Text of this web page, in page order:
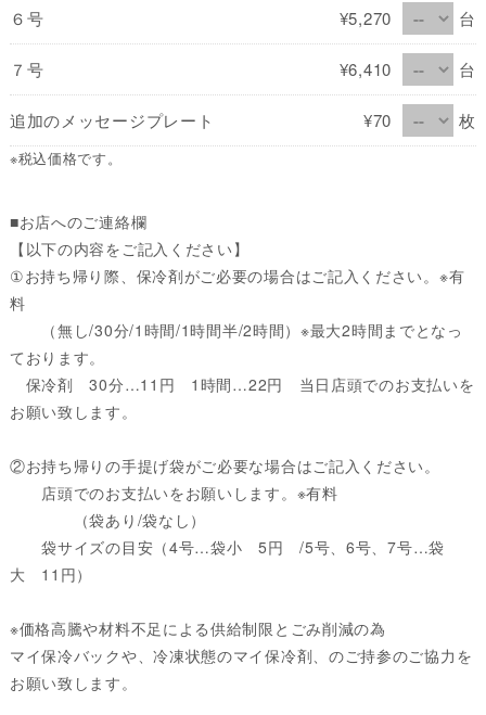
６号 ¥5,270 台
７号 ¥6,410 台
追加のメッセージプレート ¥70 枚
※税込価格です。
■お店へのご連絡欄
【以下の内容をご記入ください】
①お持ち帰り際、保冷剤がご必要の場合はご記入ください。※有
料
（無し/30分/1時間/1時間半/2時間）※最大2時間までとなっ
ております。
保冷剤 30分…11円 1時間…22円 当日店頭でのお支払いを
お願い致します。
②お持ち帰りの手提げ袋がご必要な場合はご記入ください。
店頭でのお支払いをお願いします。※有料
（袋あり/袋なし）
袋サイズの目安（4号…袋小 5円 /5号、6号、7号…袋
大 11円）
※価格高騰や材料不足による供給制限とごみ削減の為
マイ保冷バックや、冷凍状態のマイ保冷剤、のご持参のご協力を
お願い致します。